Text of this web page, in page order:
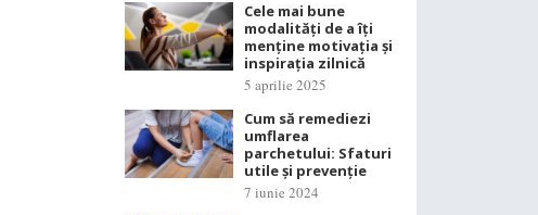
Cele mai bune
modalități de a îți
menține motivația și
inspirația zilnică
5 aprilie 2025
Cum să remediezi
umflarea
parchetului: Sfaturi
utile și prevenție
7 iunie 2024